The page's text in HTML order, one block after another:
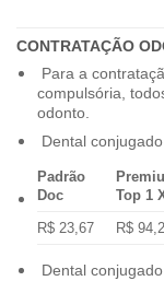
CONTRATAÇÃO
Para a
compulsória,
odonto.
Dental
Padrão
Doc
Top 1
R$ 23,67
R$
Dental